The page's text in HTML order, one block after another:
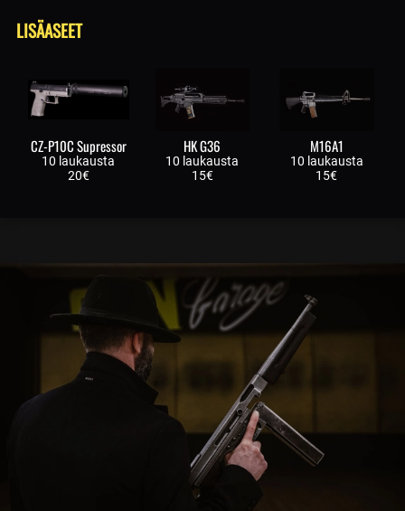
LISÄASEET
CZ-P10C Supressor
10 laukausta
20€
HK G36
10 laukausta
15€
M16A1
10 laukausta
15€